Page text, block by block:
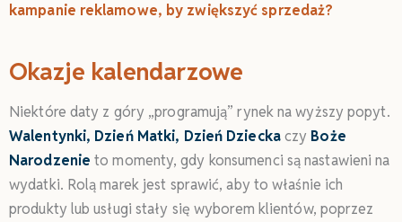
kampanie reklamowe, by zwiększyć sprzedaż?
Okazje kalendarzowe
Niektóre daty z góry „programują” rynek na wyższy popyt.
Walentynki, Dzień Matki, Dzień Dzieckaczy Boże
Narodzenie to momenty, gdy konsumenci są nastawieni na
wydatki. Rolą marek jest sprawić, aby to właśnie ich
produkty lub usługi stały się wyborem klientów, poprzez